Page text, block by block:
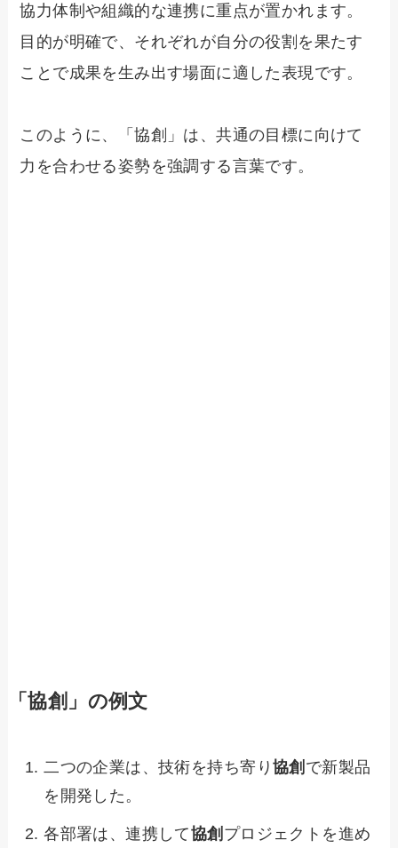
協力体制や組織的な連携に重点が置かれます。
目的が明確で、それぞれが自分の役割を果たす
ことで成果を生み出す場面に適した表現です。
このように、「協創」は、共通の目標に向けて
力を合わせる姿勢を強調する言葉です。
「協創」の例文
二つの企業は、技術を持ち寄り 協創 で新製品
を開発した。
各部署は、連携して協創 プロジェクトを進め